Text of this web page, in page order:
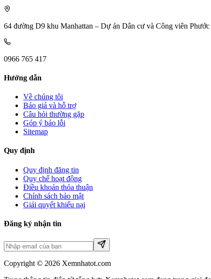
64 đường D9 khu Manhattan – Dự án Dân cư và Công viên
0966 765 417
Hướng dẫn
Về chúng tôi
Báo giá và hỗ trợ
Câu hỏi thường gặp
Góp ý báo lỗi
Sitemap
Quy định
Quy định đăng tin
Quy chế hoạt động
Điều khoản thỏa thuận
Chính sách bảo mật
Giải quyết khiếu nại
Đăng ký nhận tin
Copyright © 2026 Xemnhatot.com